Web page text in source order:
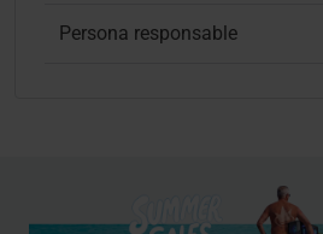
Persona responsable